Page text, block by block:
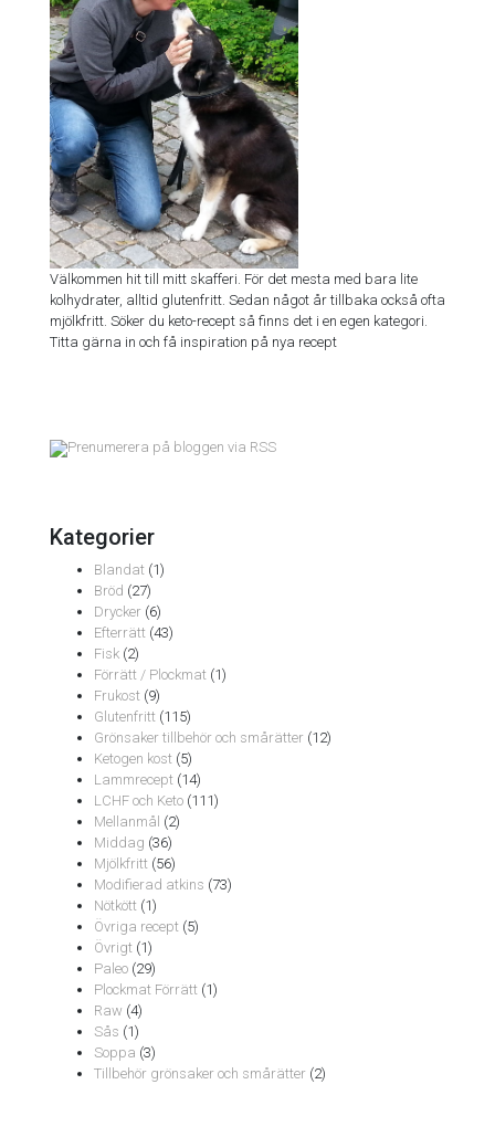
Välkommen hit till mitt skafferi. För det mesta med bara lite
kolhydrater, alltid glutenfritt. Sedan något år tillbaka också ofta
mjölkfritt. Söker du keto-recept så finns det i en egen kategori.
Titta gärna in och få inspiration på nya recept
Prenumerera på bloggen via RSS
Kategorier
Blandat (1)
Bröd (27)
Drycker (6)
Efterrätt (43)
Fisk (2)
Förrätt / Plockmat (1)
Frukost (9)
Glutenfritt (115)
Grönsaker tillbehör och smårätter (12)
Ketogen kost (5)
Lammrecept (14)
LCHF och Keto (111)
Mellanmål (2)
Middag (36)
Mjölkfritt (56)
Modifierad atkins (73)
Nötkött (1)
Övriga recept (5)
Övrigt (1)
Paleo (29)
Plockmat Förrätt (1)
Raw (4)
Sås (1)
Soppa (3)
Tillbehör grönsaker och smårätter (2)